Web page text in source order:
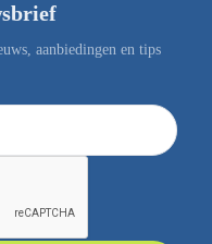
aanbiedingen en tips